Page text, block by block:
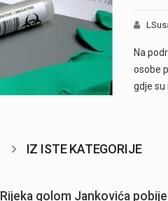
Na
osobe
gdje su
IZ ISTE KATEGORIJE
Rijeka golom Jankovića